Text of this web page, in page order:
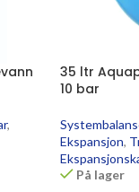
,
35 ltr
10 bar
Ekspansjon,
På lager